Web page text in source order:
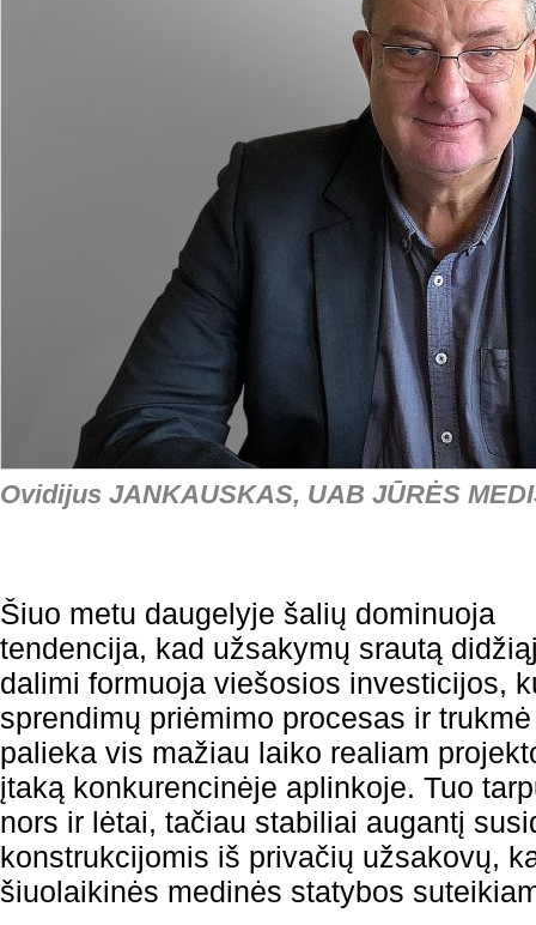
Ovidijus JANKAUSKAS, UAB JŪRĖS
Šiuo metu daugelyje šalių dominuoja
tendencija, kad užsakymų srautą
dalimi formuoja viešosios investicijos,
sprendimų priėmimo procesas ir trukmė
palieka vis mažiau laiko realiam
įtaką konkurencinėje aplinkoje. Tuo
nors ir lėtai, tačiau stabiliai augantį
konstrukcijomis iš privačių užsakovų,
šiuolaikinės medinės statybos